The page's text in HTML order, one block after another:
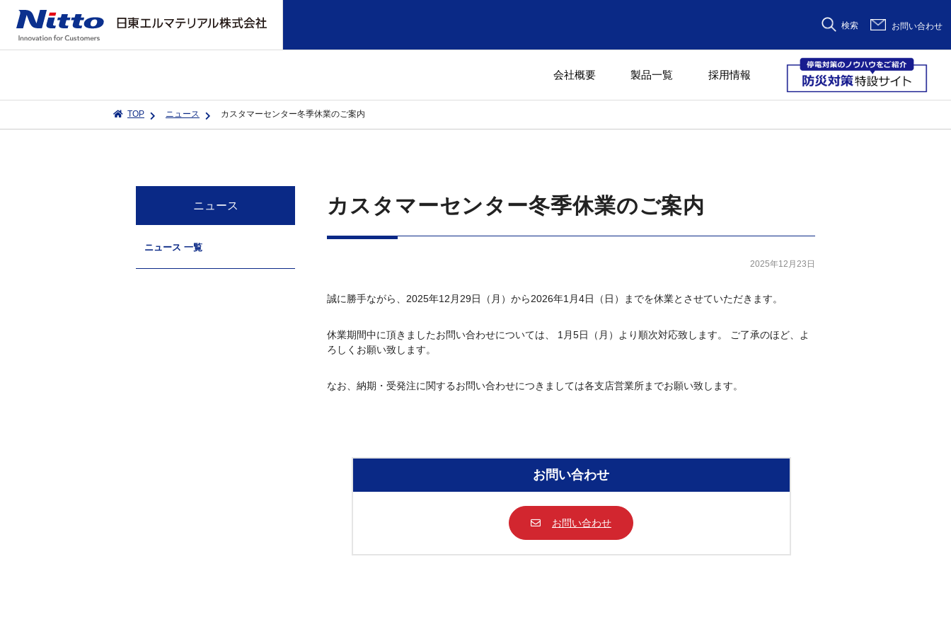
検索 お問い合わせ
会社概要 製品一覧 採用情報
TOP ニュース カスタマーセンター冬季休業のご案内
ニュース
ニュース 一覧
カスタマーセンター冬季休業のご案内
2025年12月23日
誠に勝手ながら、2025年12月29日（月）から2026年1月4日（日）までを休業とさせていただきます。
休業期間中に頂きましたお問い合わせについては、 1月5日（月）より順次対応致します。 ご了承のほど、よ
ろしくお願い致します。
なお、納期・受発注に関するお問い合わせにつきましては各支店営業所までお願い致します。
お問い合わせ
お問い合わせ